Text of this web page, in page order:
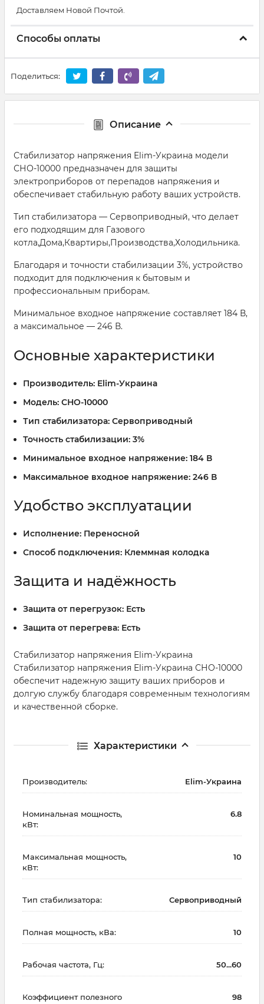
Доставляем Новой Почтой.
Способы оплаты
Поделиться:
Описание
Стабилизатор напряжения Elim-Украина модели
СНО-10000 предназначен для защиты
электроприборов от перепадов напряжения и
обеспечивает стабильную работу ваших устройств.
Тип стабилизатора — Сервоприводный, что делает
его подходящим для Газового
котла,Дома,Квартиры,Производства,Холодильника.
Благодаря и точности стабилизации 3%, устройство
подходит для подключения к бытовым и
профессиональным приборам.
Минимальное входное напряжение составляет 184 В,
а максимальное — 246 В.
Основные характеристики
Производитель: Elim-Украина
Модель: СНО-10000
Тип стабилизатора: Сервоприводный
Точность стабилизации: 3%
Минимальное входное напряжение: 184 В
Максимальное входное напряжение: 246 В
Удобство эксплуатации
Исполнение: Переносной
Способ подключения: Клеммная колодка
Защита и надёжность
Защита от перегрузок: Есть
Защита от перегрева: Есть
Стабилизатор напряжения Elim-Украина
Стабилизатор напряжения Elim-Украина СНО-10000
обеспечит надежную защиту ваших приборов и
долгую службу благодаря современным технологиям
и качественной сборке.
Характеристики
Производитель: Elim-Украина
Номинальная мощность,
кВт:
6.8
Максимальная мощность,
кВт:
10
Тип стабилизатора: Сервоприводный
Полная мощность, кВа: 10
Рабочая частота, Гц: 50...60
Коэффициент полезного
98